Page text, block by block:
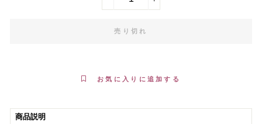
売り切れ
お気に入りに追加する
商品説明